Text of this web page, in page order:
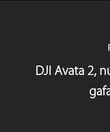
DJI Avata 2,